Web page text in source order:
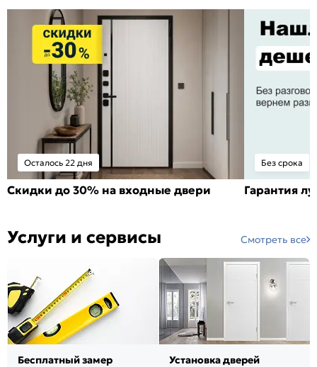
Осталось 22 дня
Скидки до 30% на входные двери
Без срока
Гарантия
Услуги и сервисы Смотреть все
Бесплатный замер Установка дверей